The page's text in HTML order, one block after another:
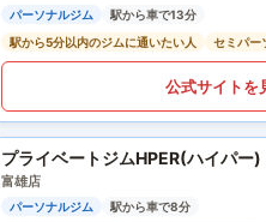
パーソナルジム
駅から車で13分
駅から5分以内のジムに通いたい人
セミパー
公式サイトを
プライベートジムHPER(ハイパー)
富雄店
パーソナルジム
駅から車で8分